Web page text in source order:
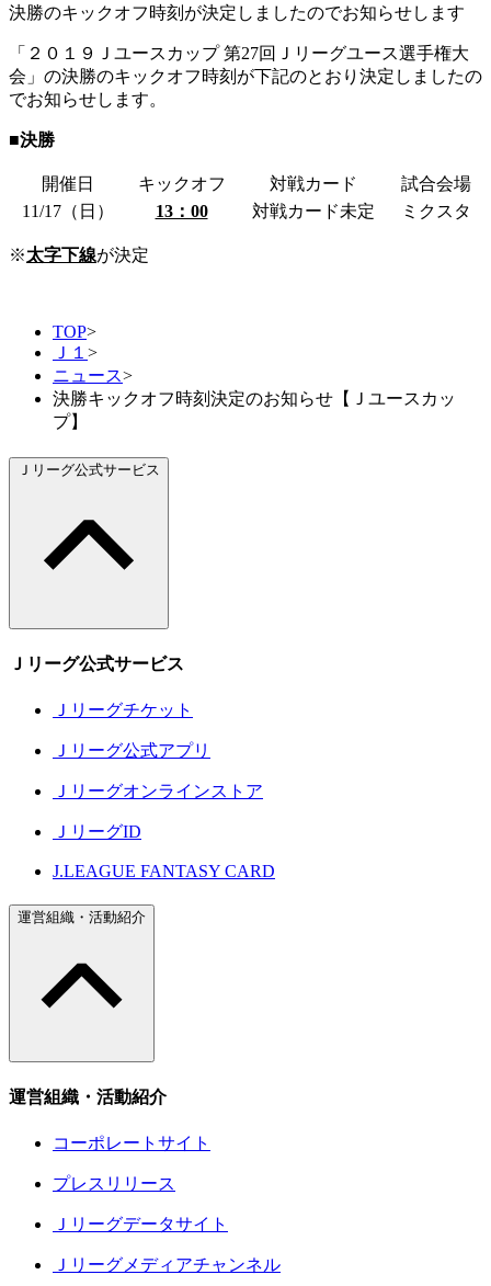
決勝のキックオフ時刻が決定しましたのでお知らせします
「２０１９Ｊユースカップ 第27回Ｊリーグユース選手権大
会」の決勝のキックオフ時刻が下記のとおり決定しましたの
でお知らせします。
■決勝
開催日 キックオフ 対戦カード
試合会場
11/17（日）
13：00 対戦カード未定 ミクスタ
※太字下線が決定
TOP>
Ｊ１ >
ニュース>
決勝キックオフ時刻決定のお知らせ【Ｊユースカッ
プ】
Ｊリーグ公式サービス
Ｊリーグ公式サービス
Ｊリーグチケット
Ｊリーグ公式アプリ
Ｊリーグオンラインストア
ＪリーグID
J.LEAGUE FANTASY CARD
運営組織・活動紹介
運営組織・活動紹介
コーポレートサイト
プレスリリース
Ｊリーグデータサイト
Ｊリーグメディアチャンネル